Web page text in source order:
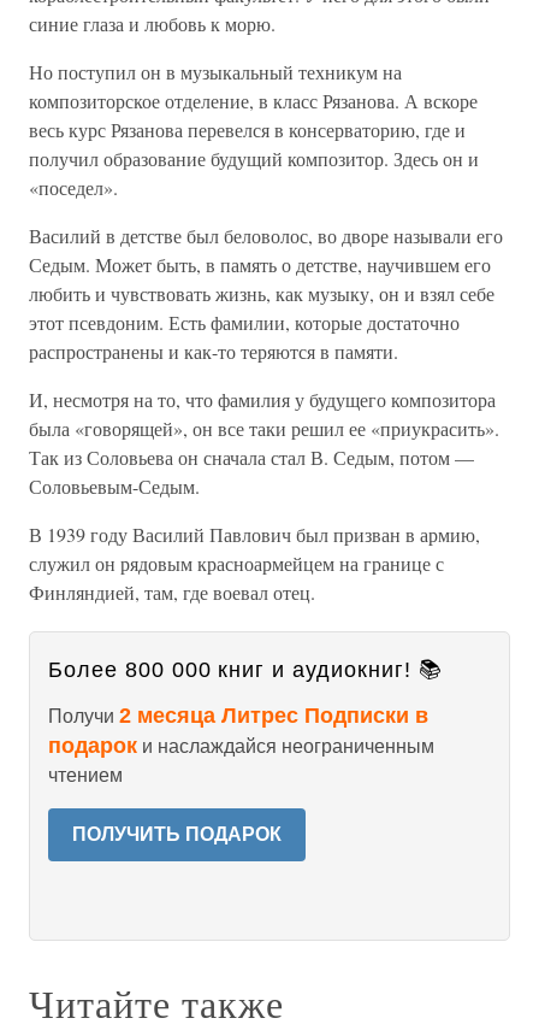
синие глаза и любовь к морю.
Но поступил он в музыкальный техникум на
композиторское отделение, в класс Рязанова. А вскоре
весь курс Рязанова перевелся в консерваторию, где и
получил образование будущий композитор. Здесь он и
«поседел».
Василий в детстве был беловолос, во дворе называли его
Седым. Может быть, в память о детстве, научившем его
любить и чувствовать жизнь, как музыку, он и взял себе
этот псевдоним. Есть фамилии, которые достаточно
распространены и как-то теряются в памяти.
И, несмотря на то, что фамилия у будущего композитора
была «говорящей», он все таки решил ее «приукрасить».
Так из Соловьева он сначала стал В. Седым, потом —
Соловьевым-Седым.
В 1939 году Василий Павлович был призван в армию,
служил он рядовым красноармейцем на границе с
Финляндией, там, где воевал отец.
Более 800 000 книг и аудиокниг! 📚
Получи 2 месяца Литрес Подписки в
подарок и наслаждайся неограниченным
чтением
ПОЛУЧИТЬ ПОДАРОК
Читайте также